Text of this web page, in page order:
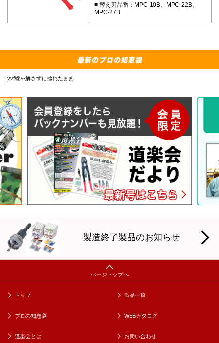
替え刃品番：MPC-10B、MPC-22B、
MPC-27B
vvf線を解さずに捻れたまま
製造終了製品のお知らせ
トップ 製品一覧
プロの知恵袋 WEBカタログ
道楽会とは お問い合わせ